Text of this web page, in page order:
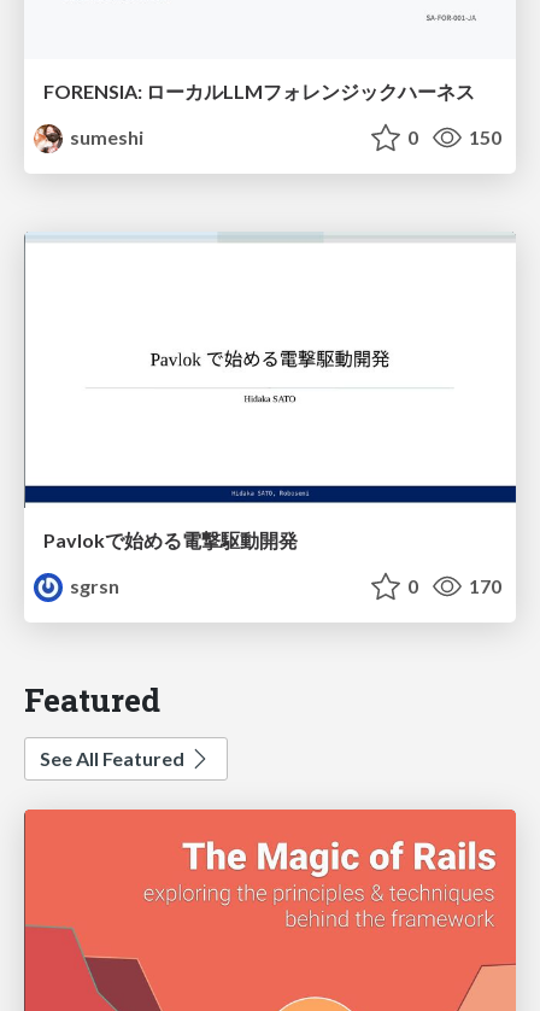
FORENSIA: ローカルLLMフォレンジックハーネス
sumeshi
0 150
Pavlokで始める電撃駆動開発
sgrsn
0 170
Featured
See All Featured